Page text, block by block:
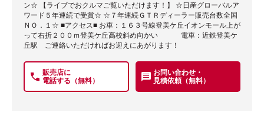
ン☆ 【ライブでおクルマご覧いただけます！】 ☆日産グローバルア
ワード５年連続で受賞☆ ☆７年連続ＧＴＲディーラー販売台数全国
ＮＯ．１☆ ■アクセス■ お車：１６３号線登美ケ丘イオンモール上が
って右折２００ｍ登美ケ丘高校斜め向かい 電車：近鉄登美ケ
丘駅 ご連絡いただければお迎えにあがります！
販売店に
電話する（無料）
お問い合わせ・
見積依頼（無料）